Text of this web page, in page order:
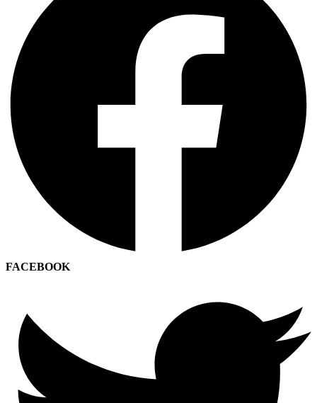
FACEBOOK